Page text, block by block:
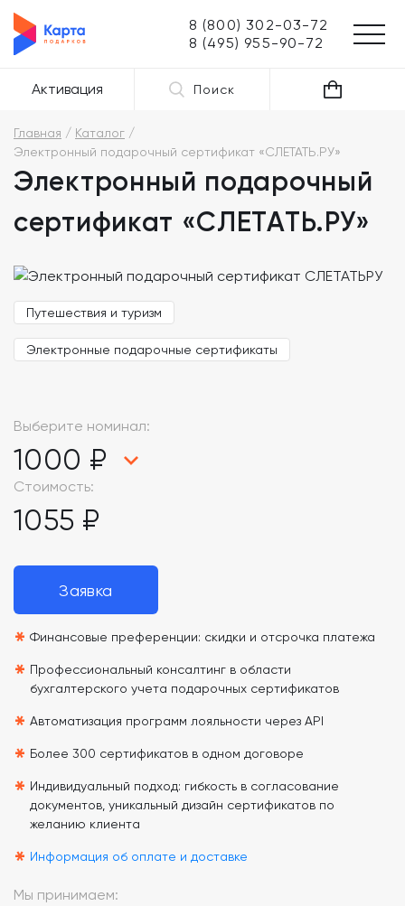
8 (800) 302-03-72
8 (495) 955-90-72
Активация Поиск
Главная
Каталог
Электронный подарочный сертификат «СЛЕТАТЬ.РУ»
Электронный подарочный
сертификат «СЛЕТАТЬ.РУ»
Путешествия и туризм
Электронные подарочные сертификаты
Выберите номинал:
1000 ₽
Стоимость:
1055 ₽
Заявка
* Финансовые преференции: скидки и отсрочка платежа
* Профессиональный консалтинг в области
бухгалтерского учета подарочных сертификатов
* Автоматизация программ лояльности через API
* Более 300 сертификатов в одном договоре
* Индивидуальный подход: гибкость в согласование
документов, уникальный дизайн сертификатов по
желанию клиента
* Информация об оплате и доставке
Мы принимаем: